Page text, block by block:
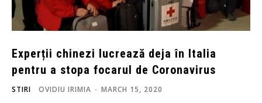
Experții chinezi lucrează deja în Italia
pentru a stopa focarul de Coronavirus
STIRI OVIDIU IRIMIA - MARCH 15, 2020